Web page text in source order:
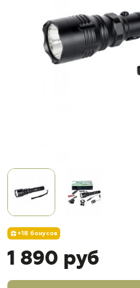
+18 бонусов
1 890 руб